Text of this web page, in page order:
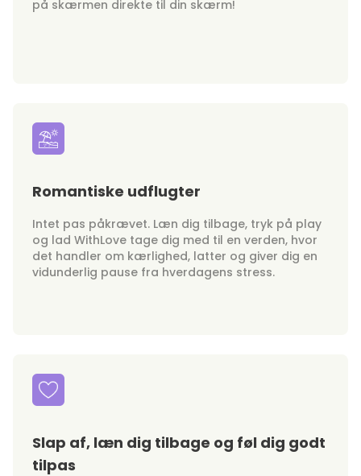
på skærmen direkte til din skærm!
Romantiske udflugter
Intet pas påkrævet. Læn dig tilbage, tryk på play
og lad WithLove tage dig med til en verden, hvor
det handler om kærlighed, latter og giver dig en
vidunderlig pause fra hverdagens stress.
Slap af, læn dig tilbage og føl dig godt
tilpas